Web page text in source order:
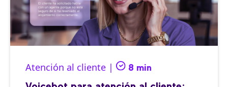
Atención al cliente | 8 min